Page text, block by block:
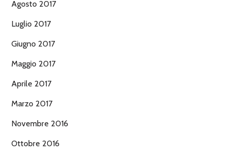
Agosto 2017
Luglio 2017
Giugno 2017
Maggio 2017
Aprile 2017
Marzo 2017
Novembre 2016
Ottobre 2016